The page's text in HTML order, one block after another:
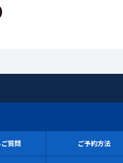
質問 ご予約方法